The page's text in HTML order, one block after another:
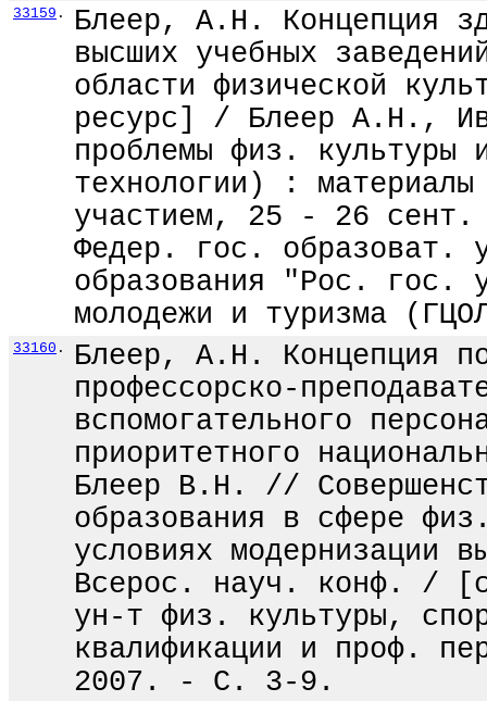
33159 .
Блеер, А.Н. Концепция
высших учебных
области физической
ресурс] / Блеер А.Н.,
проблемы физ. культуры
технологии) :
участием, 25 - 26
Федер. гос. образоват.
образования "Рос. гос.
молодежи и туризма
33160 .
Блеер, А.Н. Концепция
профессорско-
вспомогательного
приоритетного
Блеер В.Н. //
образования в сфере
условиях модернизации
Всерос. науч. конф. /
ун-т физ. культуры,
квалификации и проф.
2007. - С. 3-9.